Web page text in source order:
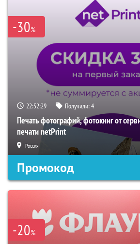
-30%
22:52:27 Получили:4
Печать фотографий, фотокниг от
печати netPrint
Россия
Промокод
-20%